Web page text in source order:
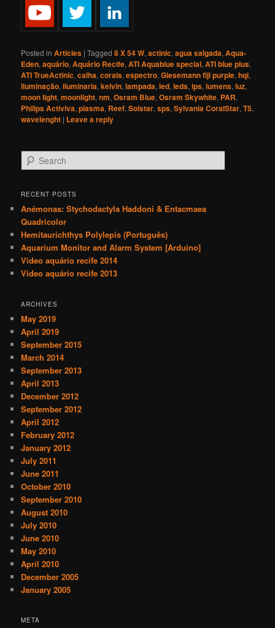
Posted in Articles |Tagged 8 X 54 W,actinic,agua salgada,Aqua-
Eden,aquário,Aquário Recife,ATI Aquablue special,ATI blue plus,
ATI TrueActinic,calha,corais,espectro,Giesemann fiji purple,hqi,
iluminação,iluminaria,kelvin,lampada,led,leds,lps,lumens,luz,
moon light,moonlight,nm,Osram Blue,Osram Skywhite, PAR,
Philips Activiva,plasma, Reef,Solstar,sps,Sylvania CoralStar,T5,
wavelenght | Leave a reply
e
r
h
RECENT POSTS
Anémonas: Stychodactyla Haddoni & Entacmaea
Quadricolor
Hemitaurichthys Polylepis (Português)
Aquarium Monitor and Alarm System [Arduino]
Video aquário recife 2014
Video aquário recife 2013
ARCHIVES
May 2019
April 2019
September 2015
March 2014
September 2013
April 2013
December 2012
September 2012
April 2012
February 2012
January 2012
July 2011
June 2011
October 2010
September 2010
August 2010
July 2010
June 2010
May 2010
April 2010
December 2005
January 2005
META